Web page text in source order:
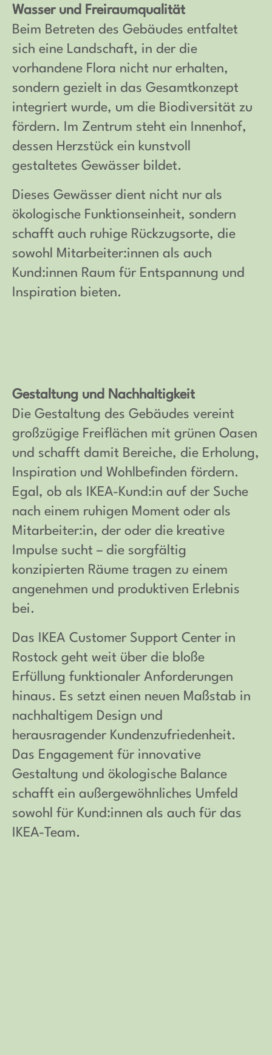
Wasser und Freiraumqualität
Beim Betreten des Gebäudes entfaltet
sich eine Landschaft, in der die
vorhandene Flora nicht nur erhalten,
sondern gezielt in das Gesamtkonzept
integriert wurde, um die Biodiversität zu
fördern. Im Zentrum steht ein Innenhof,
dessen Herzstück ein kunstvoll
gestaltetes Gewässer bildet.
Dieses Gewässer dient nicht nur als
ökologische Funktionseinheit, sondern
schafft auch ruhige Rückzugsorte, die
sowohl Mitarbeiter:innen als auch
Kund:innen Raum für Entspannung und
Inspiration bieten.
Gestaltung und Nachhaltigkeit
Die Gestaltung des Gebäudes vereint
großzügige Freiflächen mit grünen Oasen
und schafft damit Bereiche, die Erholung,
Inspiration und Wohlbefinden fördern.
Egal, ob als IKEA-Kund:in auf der Suche
nach einem ruhigen Moment oder als
Mitarbeiter:in, der oder die kreative
Impulse sucht – die sorgfältig
konzipierten Räume tragen zu einem
angenehmen und produktiven Erlebnis
bei.
Das IKEA Customer Support Center in
Rostock geht weit über die bloße
Erfüllung funktionaler Anforderungen
hinaus. Es setzt einen neuen Maßstab in
nachhaltigem Design und
herausragender Kundenzufriedenheit.
Das Engagement für innovative
Gestaltung und ökologische Balance
schafft ein außergewöhnliches Umfeld
sowohl für Kund:innen als auch für das
IKEA-Team.